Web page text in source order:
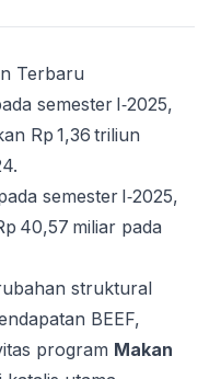
Terbaru
semester I‑2025,
Rp 1,36 triliun
semester I‑2025,
40,57 miliar pada
struktural
BEEF,
program Makan